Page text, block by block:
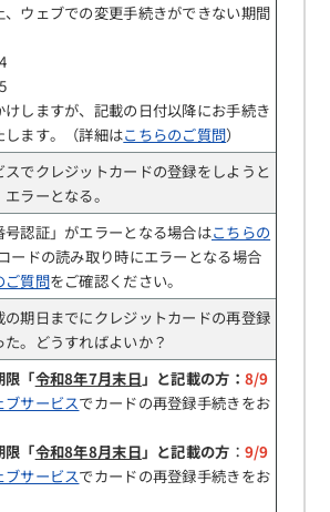
、ウェブでの変更手続きができない期間
けしますが、記載の日付以降にお手続き
します。（詳細はこちらのご質問）
スでクレジットカードの登録をしようと
ラーとなる。
号認証」がエラーとなる場合はこちらの
ードの読み取り時にエラーとなる場合
ご質問をご確認ください。
の期日までにクレジットカードの再登録
。どうすればよいか？
「令和8年7月末日」と記載の方： 8/9
ブサービスでカードの再登録手続きをお
限「令和8年8月末日」と記載の方 ： 9/9
ブサービスでカードの再登録手続きをお